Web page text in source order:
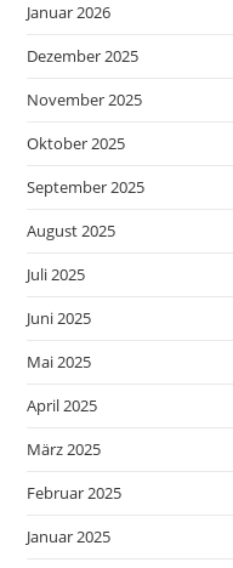
Januar 2026
Dezember 2025
November 2025
Oktober 2025
September 2025
August 2025
Juli 2025
Juni 2025
Mai 2025
April 2025
März 2025
Februar 2025
Januar 2025